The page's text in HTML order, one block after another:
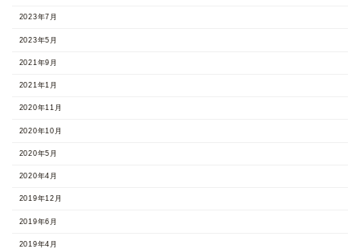
2023年7月
2023年5月
2021年9月
2021年1月
2020年11月
2020年10月
2020年5月
2020年4月
2019年12月
2019年6月
2019年4月